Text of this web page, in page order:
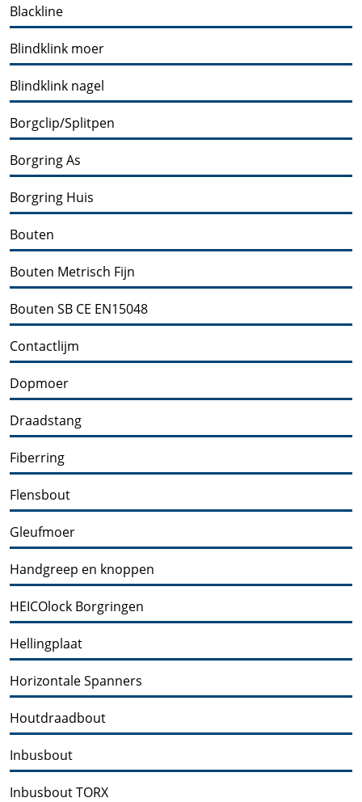
Blackline
Blindklink moer
Blindklink nagel
Borgclip/Splitpen
Borgring As
Borgring Huis
Bouten
Bouten Metrisch Fijn
Bouten SB CE EN15048
Contactlijm
Dopmoer
Draadstang
Fiberring
Flensbout
Gleufmoer
Handgreep en knoppen
HEICOlock Borgringen
Hellingplaat
Horizontale Spanners
Houtdraadbout
Inbusbout
Inbusbout TORX